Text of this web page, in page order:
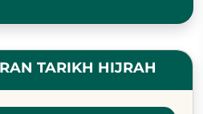
TARIKH HIJRAH